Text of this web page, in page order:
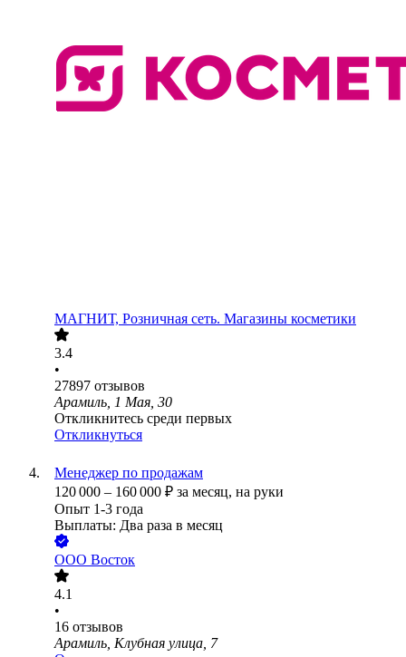
МАГНИТ, Розничная сеть. Магазины косметики
3.4
•
27897 отзывов
Арамиль, 1 Мая, 30
Откликнитесь среди первых
Откликнуться
Менеджер по продажам
120 000 – 160 000 ₽ за месяц, на руки
Опыт 1-3 года
Выплаты: Два раза в месяц
ООО Восток
4.1
•
16 отзывов
Арамиль, Клубная улица, 7